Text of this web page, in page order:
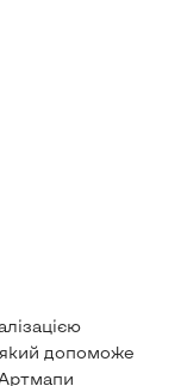
допоможе